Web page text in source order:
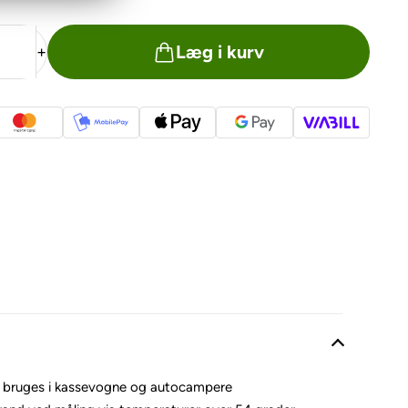
+ Læg i kurv
i kassevogne og autocampere